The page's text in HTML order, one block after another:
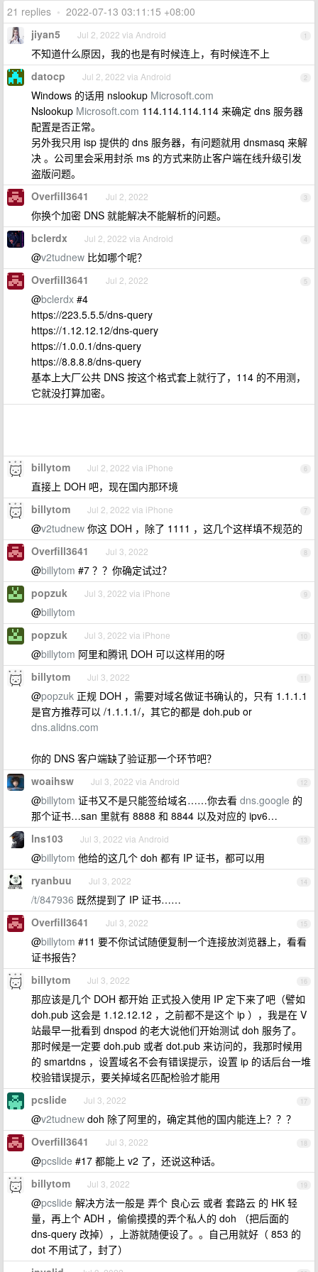
21 replies • 2022-07-13 03:11:15 +08:00
1
jiyan5 Jul 2, 2022 via Android
不知道什么原因，我的也是有时候连上，有时候连不上
2
datocp Jul 2, 2022 via Android
Windows 的话用 nslookup Microsoft.com
Nslookup Microsoft.com 114.114.114.114 来确定 dns 服务器
配置是否正常。
另外我只用 isp 提供的 dns 服务器，有问题就用 dnsmasq 来解
决 。公司里会采用封杀 ms 的方式来防止客户端在线升级引发
盗版问题。
3
Overfill3641 Jul 2, 2022
你换个加密 DNS 就能解决不能解析的问题。
4
bclerdx Jul 2, 2022 via Android
@v2tudnew 比如哪个呢？
5
Overfill3641 Jul 2, 2022
@bclerdx #4
https://223.5.5.5/dns-query
https://1.12.12.12/dns-query
https://1.0.0.1/dns-query
https://8.8.8.8/dns-query
基本上大厂公共 DNS 按这个格式套上就行了，114 的不用测，
它就没打算加密。
6
billytom Jul 2, 2022 via iPhone
直接上 DOH 吧，现在国内那环境
7
billytom Jul 2, 2022 via iPhone
@v2tudnew 你这 DOH ，除了 1111 ，这几个这样填不规范的
8
Overfill3641 Jul 3, 2022
@billytom #7 ？？你确定试过？
9
popzuk Jul 3, 2022 via iPhone
@billytom
10
popzuk Jul 3, 2022 via iPhone
@billytom 阿里和腾讯 DOH 可以这样用的呀
11
billytom Jul 3, 2022
@popzuk 正规 DOH ，需要对域名做证书确认的，只有 1.1.1.1
是官方推荐可以 /1.1.1.1/，其它的都是 doh.pub or
dns.alidns.com
你的 DNS 客户端缺了验证那一个环节吧？
12
woaihsw Jul 3, 2022 via Android
@billytom 证书又不是只能签给域名……你去看 dns.google 的
那个证书…san 里就有 8888 和 8844 以及对应的 ipv6…
13
lns103 Jul 3, 2022 via Android
@billytom 他给的这几个 doh 都有 IP 证书，都可以用
14
ryanbuu Jul 3, 2022
/t/847936 既然提到了 IP 证书……
15
Overfill3641 Jul 3, 2022
@billytom #11 要不你试试随便复制一个连接放浏览器上，看看
证书报告？
16
billytom Jul 3, 2022
那应该是几个 DOH 都开始 正式投入使用 IP 定下来了吧（譬如
doh.pub 这会是 1.12.12.12 ，之前都不是这个 ip ），我是在 V
站最早一批看到 dnspod 的老大说他们开始测试 doh 服务了。
那时候是一定要 doh.pub 或者 dot.pub 来访问的，我那时候用
的 smartdns ，设置域名不会有错误提示，设置 ip 的话后台一堆
校验错误提示，要关掉域名匹配检验才能用
17
pcslide Jul 3, 2022
@v2tudnew doh 除了阿里的，确定其他的国内能连上？？？
18
Overfill3641 Jul 3, 2022
@pcslide #17 都能上 v2 了，还说这种话。
19
billytom Jul 3, 2022
@pcslide 解决方法一般是 弄个 良心云 或者 套路云 的 HK 轻
量，再上个 ADH ，偷偷摸摸的弄个私人的 doh （把后面的
dns-query 改掉），上游就随便设了。。自己用就好（ 853 的
dot 不用试了，封了）